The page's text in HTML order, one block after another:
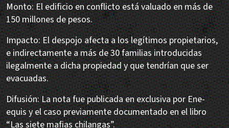
Monto: El edificio en conflicto está valuado en más de
150 millones de pesos.
Impacto: El despojo afecta a los legítimos propietarios,
e indirectamente a más de 30 familias introducidas
ilegalmente a dicha propiedad y que tendrían que ser
evacuadas.
Difusión: La nota fue publicada en exclusiva por Ene-
equis y el caso previamente documentado en el libro
“Las siete mafias chilangas”.